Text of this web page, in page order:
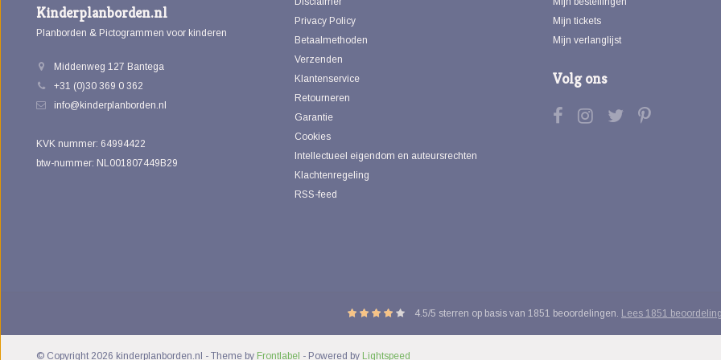
Kinderplanborden.nl
Planborden & Pictogrammen voor kinderen
Middenweg 127 Bantega
+31 (0)30 369 0 362
info@kinderplanborden.nl
KVK nummer: 64994422
btw-nummer: NL001807449B29
Privacy Policy
Betaalmethoden
Verzenden
Klantenservice
Retourneren
Garantie
Cookies
Intellectueel eigendom en auteursrechten
Klachtenregeling
RSS-feed
Mijn tickets
Mijn verlanglijst
Volg ons
4.5/5 sterren op basis van 1851 beoordelingen. Lees 1851
© Copyright 2026 kinderplanborden.nl - Theme by Frontlabel - Powered by Lightspeed